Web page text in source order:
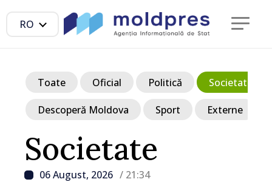
RO
Societate
06 August, 2026 / 21:34
Toate Oficial Politică Societate
Descoperă Moldova Sport Externe